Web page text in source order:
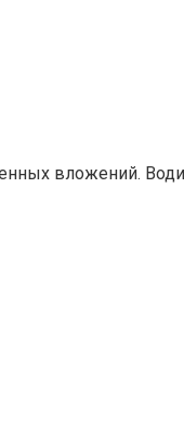
вложений.